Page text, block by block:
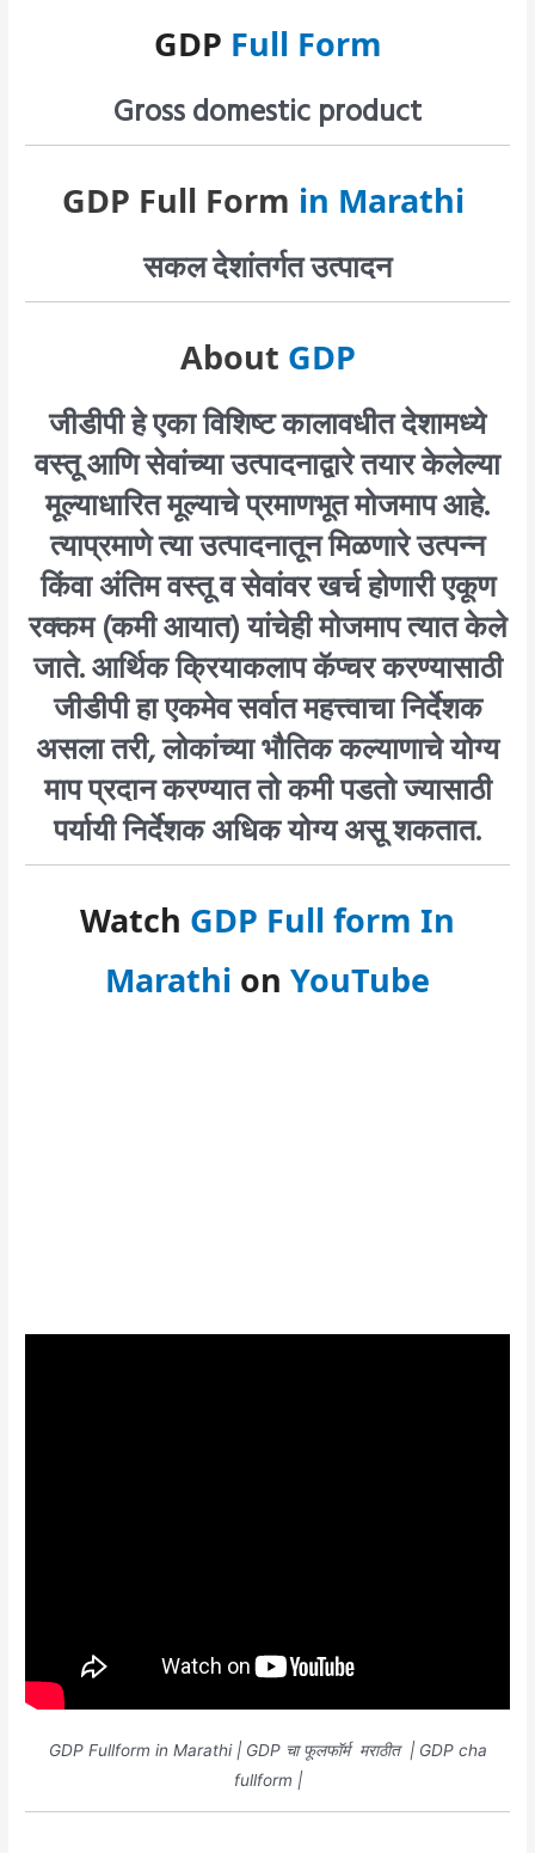
GDP Full Form
Gross domestic product
GDP Full Form in Marathi
सकल देशांतर्गत उत्पादन
About GDP
जीडीपी हे एका विशिष्ट कालावधीत देशामध्ये
वस्तू आणि सेवांच्या उत्पादनाद्वारे तयार केलेल्या
मूल्याधारित मूल्याचे प्रमाणभूत मोजमाप आहे.
त्याप्रमाणे त्या उत्पादनातून मिळणारे उत्पन्न
किंवा अंतिम वस्तू व सेवांवर खर्च होणारी एकूण
रक्कम (कमी आयात) यांचेही मोजमाप त्यात केले
जाते. आर्थिक क्रियाकलाप कॅप्चर करण्यासाठी
जीडीपी हा एकमेव सर्वात महत्त्वाचा निर्देशक
असला तरी, लोकांच्या भौतिक कल्याणाचे योग्य
माप प्रदान करण्यात तो कमी पडतो ज्यासाठी
पर्यायी निर्देशक अधिक योग्य असू शकतात.
Watch GDP Full form In
Marathi on YouTube
GDP Fullform in Marathi | GDP चा फूलफॉर्म मराठीत | GDP cha
fullform |